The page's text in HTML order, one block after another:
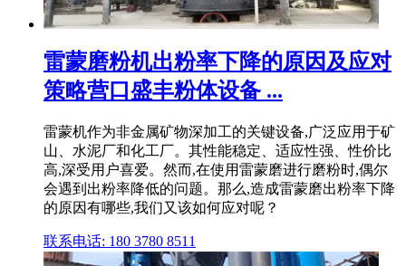
雷蒙磨粉机出粉率下降的原因及应对
策略营口盛丰粉体设备 ...
雷蒙机作为非金属矿物深加工的关键设备,广泛应用于矿
山、水泥厂和化工厂。其性能稳定、适应性强、性价比
高,深受用户喜爱。然而,在使用雷蒙磨进行磨粉时,偶尔
会遇到出粉率降低的问题。那么,造成雷蒙磨出粉率下降
的原因有哪些,我们又该如何应对呢？
联系电话: 180 3780 8511